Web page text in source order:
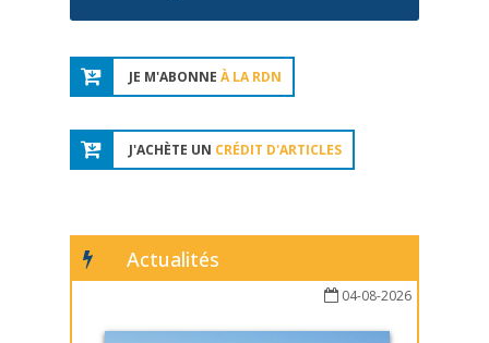
JE M'ABONNE À LA RDN
J'ACHÈTE UN CRÉDIT D'ARTICLES
Actualités
04-08-2026